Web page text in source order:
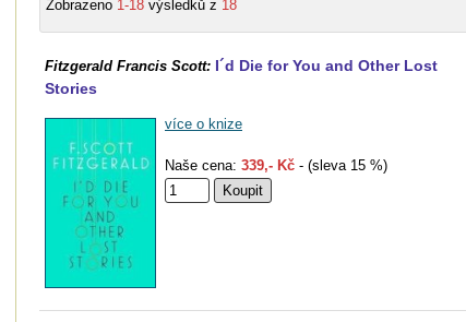
Zobrazeno 1-18 výsledků z 18
Fitzgerald Francis Scott: I´d Die for You and Other Lost
Stories
více o knize
Naše cena: 339,- Kč - (sleva 15 %)